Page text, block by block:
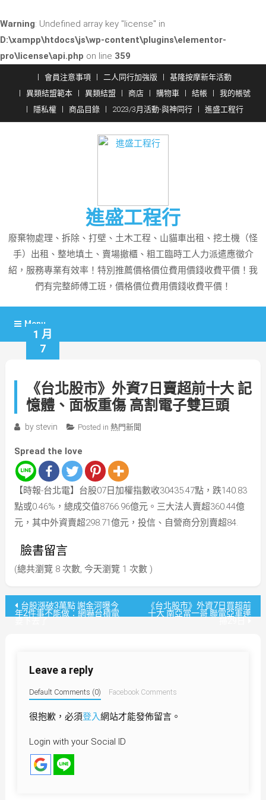
Warning: Undefined array key "license" in
D:\xampp\htdocs\js\wp-content\plugins\elementor-
pro\license\api.php on line 359
content
會員注意事項 二人同行加強版
基隆按摩新年活動
異類結盟範本
異類結盟 商店 購物車 結帳
我的帳號
隱私權
商品目錄 2023/3月活動-與神同行 進盛工程行
進盛工程行
廢棄物處理、拆除、打壁、土木工程、山貓車出租、挖土機（怪
手）出租、整地填土、賣場撤櫃、粗工臨時工人力派遣應徵介
紹，服務專業有效率！特別推薦價格價位費用價錢收費平價！我
們有完整師傅工班，價格價位費用價錢收費平價！
Menu
1 月
7
《台北股市》外資7日賣超前十大 記
憶體、面板重傷 高割電子雙巨頭
by stevin Posted in 熱門新聞
Spread the love
【時報-台北電】台股07日加權指數收30435.47點，跌140.83
點或0.46%，總成交值8766.96億元。三大法人賣超360.44億
元，其中外資賣超298.71億元，投信、自營商分別賣超84.
臉書留言
(總共瀏覽 8 次數, 今天瀏覽 1 次數 )
文台股漲破3萬點 謝金河曝今
年2件事不能做：網嚇台積電
《台北股市》外資7日買超前
十大 南亞當一哥 聯電亞軍連
Leave a reply
Default Comments (0) Facebook Comments
很抱歉，必須登入網站才能發佈留言。
Login with your Social ID